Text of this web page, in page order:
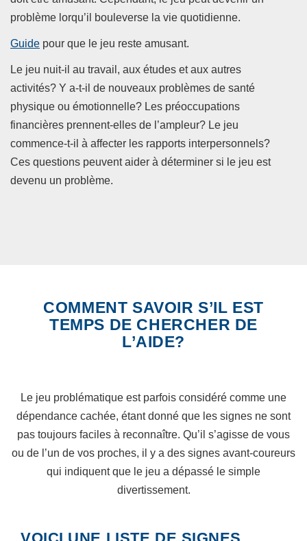
problème lorqu’il bouleverse la vie quotidienne.
Guide pour que le jeu reste amusant.
Le jeu nuit-il au travail, aux études et aux autres
activités? Y a-t-il de nouveaux problèmes de santé
physique ou émotionnelle? Les préoccupations
financières prennent-elles de l’ampleur? Le jeu
commence-t-il à affecter les rapports interpersonnels?
Ces questions peuvent aider à déterminer si le jeu est
devenu un problème.
COMMENT SAVOIR S’IL EST
TEMPS DE CHERCHER DE
L’AIDE?
Le jeu problématique est parfois considéré comme une
dépendance cachée, étant donné que les signes ne sont
pas toujours faciles à reconnaître. Qu’il s’agisse de vous
ou de l’un de vos proches, il y a des signes avant-coureurs
qui indiquent que le jeu a dépassé le simple
divertissement.